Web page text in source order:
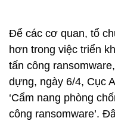
Để các cơ quan, tổ
hơn trong việc triển
tấn công
dựng, ngày 6/4, Cục
‘Cẩm nang phòng
công ransomware’.